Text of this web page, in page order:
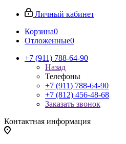
Личный кабинет
Корзина0
Отложенные0
+7 (911) 788-64-90
Назад
Телефоны
+7 (911) 788-64-90
+7 (812) 456-48-68
Заказать звонок
Контактная информация